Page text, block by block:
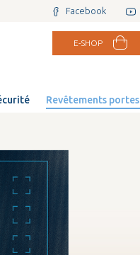
Facebook
E-SHOP
Revêtements